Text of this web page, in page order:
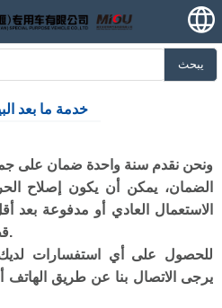
يبحث
خدمة ما بعد
ونحن نقدم سنة واحدة ضمان على
الضمان، يمكن أن يكون إصلاح
قطع ملابس والأجهزة الكهربائية.
للحصول على أي استفسارات
يرجى الاتصال بنا عن طريق الهاتف